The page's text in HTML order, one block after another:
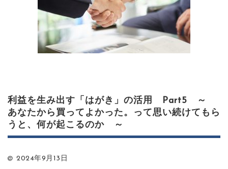
利益を生み出す「はがき」の活用 Part5 ～
あなたから買ってよかった。って思い続けてもら
うと、何が起こるのか ～
2024年9月13日